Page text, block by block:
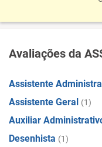
Avaliações da
Assistente
Assistente Geral (1)
Auxiliar
Desenhista (1)